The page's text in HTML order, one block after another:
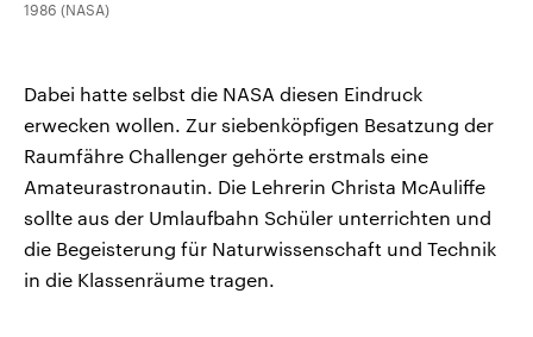
1986 (NASA)
Dabei hatte selbst die NASA diesen Eindruck
erwecken wollen. Zur siebenköpfigen Besatzung der
Raumfähre Challenger gehörte erstmals eine
Amateurastronautin. Die Lehrerin Christa McAuliffe
sollte aus der Umlaufbahn Schüler unterrichten und
die Begeisterung für Naturwissenschaft und Technik
in die Klassenräume tragen.